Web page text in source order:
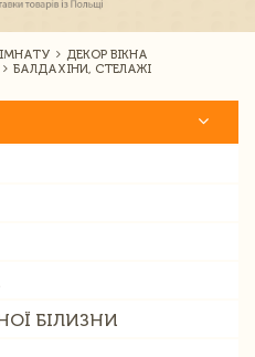
ДЕКОР ВІКНА
БАЛДАХІНИ, СТЕЛАЖІ
БІЛИЗНИ